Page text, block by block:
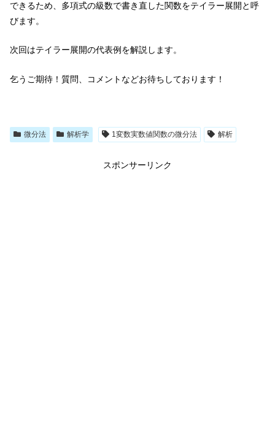
できるため、多項式の級数で書き直した関数をテイラー展開と呼
びます。
次回はテイラー展開の代表例を解説します。
乞うご期待！質問、コメントなどお待ちしております！
微分法 解析学 1変数実数値関数の微分法 解析
スポンサーリンク